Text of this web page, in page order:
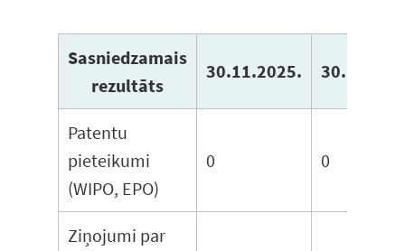
Sasniedzamais
rezultāts
30.11.2025.
Patentu
pieteikumi
(WIPO, EPO)
0 0
Ziņojumi par